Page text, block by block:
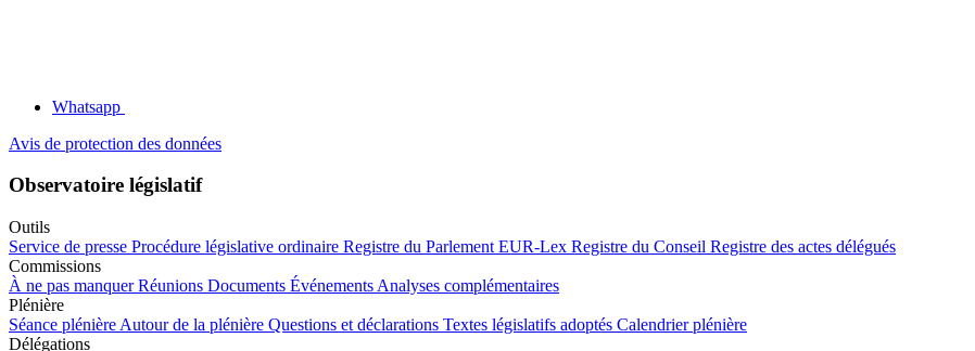
Whatsapp
Avis de protection des données
Observatoire législatif
Outils
Service de presse Procédure législative ordinaire Registre du Parlement EUR-Lex Registre du Conseil Registre des actes délégués
Commissions
À ne pas manquer Réunions Documents Événements Analyses complémentaires
Plénière
Séance plénière Autour de la plénière Questions et déclarations Textes législatifs adoptés Calendrier plénière
Délégations